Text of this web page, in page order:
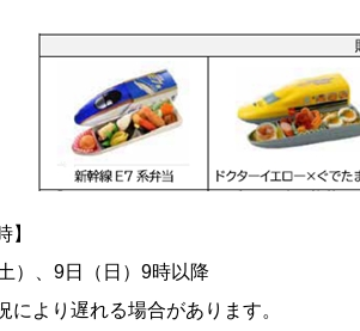
】
）、9日（日）9時以降
により遅れる場合があります。